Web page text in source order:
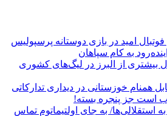
امید در بازی دوستانه پرسپولیس
به کام سپاهان
بیشتری از البرز در لیگ‌های کشوری
همنام خوزستانی در دیداری تدارکاتی
است جز پنجره بسته!
استقلالی‌ها/ به جای اولتیماتوم تماس